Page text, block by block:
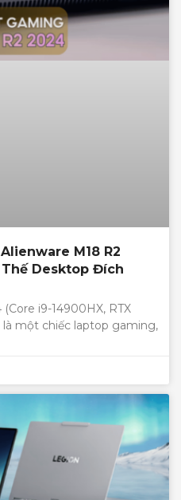
M18 R2
Thế Desktop Đích
i9-14900HX, RTX
một chiếc laptop gaming,